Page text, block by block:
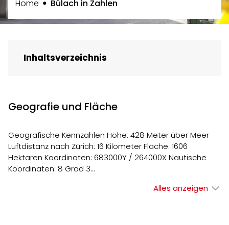
Home Bülach in Zahlen
Inhaltsverzeichnis
Geografie und Fläche
Geografische Kennzahlen Höhe: 428 Meter über Meer
Luftdistanz nach Zürich: 16 Kilometer Fläche: 1606
Hektaren Koordinaten: 683000Y / 264000X Nautische
Koordinaten: 8 Grad 3…
Alles anzeigen